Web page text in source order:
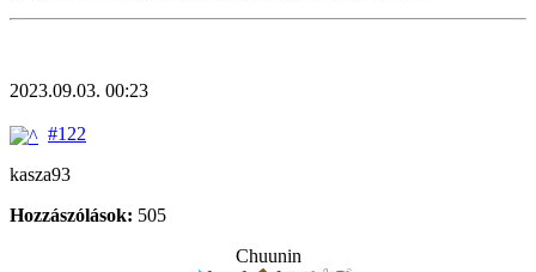
2023.09.03. 00:23
#122
kasza93
Hozzászólások: 505
Chuunin